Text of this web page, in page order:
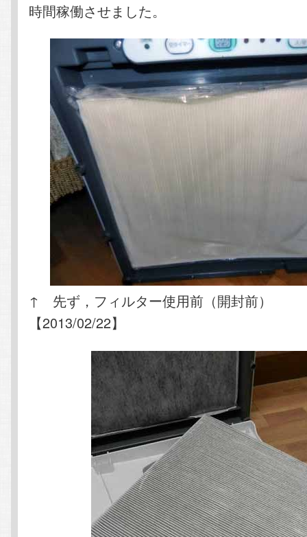
時間稼働させました。
↑ 先ず，フィルター使用前（開封前）
【2013/02/22】